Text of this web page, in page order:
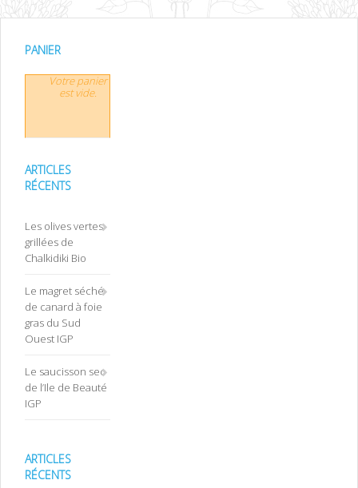
PANIER
Votre panier
est vide.
ARTICLES
RÉCENTS
Les olives vertes
grillées de
Chalkidiki Bio
Le magret séché
de canard à foie
gras du Sud
Ouest IGP
Le saucisson sec
de l’Ile de Beauté
IGP
ARTICLES
RÉCENTS